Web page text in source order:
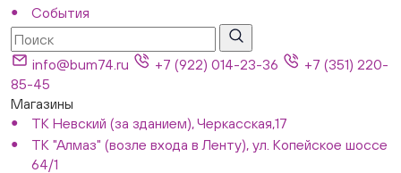
События
info@bum74.ru +7 (922) 014-23-36
+7 (351) 220-
85-45
Магазины
ТК Невский (за зданием), Черкасская,17
ТК "Алмаз" (возле входа в Ленту), ул. Копейское шоссе
64/1